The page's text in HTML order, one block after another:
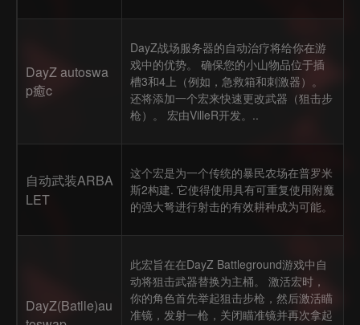
DayZ autoswa
p癒c
DayZ战场服务器的自动治疗将给你在游
戏中的优势。 确保您的小山物品位于插
槽3和4上（例如，急救箱和刺激器）。
还将添加一个宏来快速更改武器（狙击步
枪）。 宏由VilleR开发。..
自动武装ARBA
LET
这个宏是为一个传统的暴民农场在普罗米
斯2构建. 它使得使用具有可重复使用附魔
的强大弩进行射击的有效耕种成为可能。
DayZ(Batlle)au
此宏旨在在DayZ Battleground游戏中自
动将狙击武器替换为主桶。 激活宏时，
你的角色首先举起狙击步枪，然后激活瞄
准镜，发射一枪，关闭瞄准镜并再次拿起